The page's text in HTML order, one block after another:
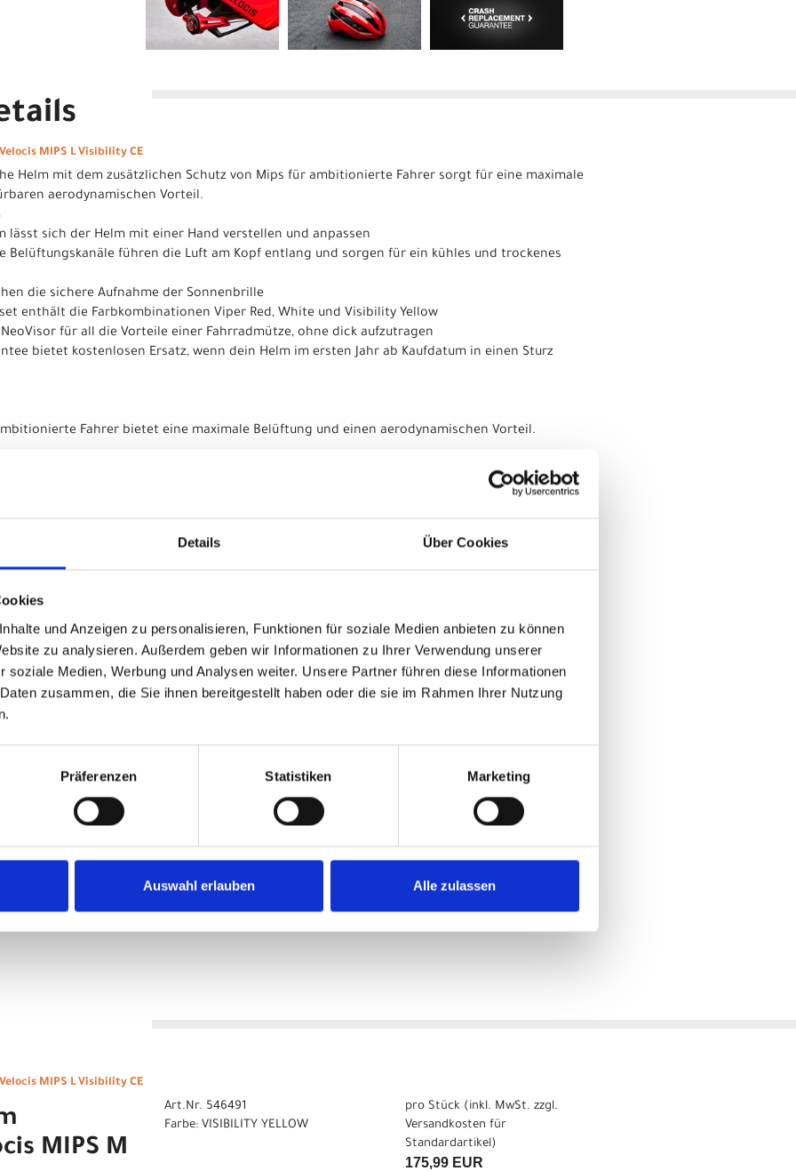
Details Über Cookies
und Anzeigen zu personalisieren, Funktionen für soziale Medien anbieten zu können
zu analysieren. Außerdem geben wir Informationen zu Ihrer Verwendung unserer
soziale Medien, Werbung und Analysen weiter. Unsere Partner führen diese Informationen
zusammen, die Sie ihnen bereitgestellt haben oder die sie im Rahmen Ihrer Nutzung
Präferenzen Statistiken Marketing
Auswahl erlauben Alle zulassen
MIPS L Visibility CE
Helm mit dem zusätzlichen Schutz von Mips für ambitionierte Fahrer sorgt für eine maximale
aerodynamischen Vorteil.
lässt sich der Helm mit einer Hand verstellen und anpassen
Belüftungskanäle führen die Luft am Kopf entlang und sorgen für ein kühles und trockenes
die sichere Aufnahme der Sonnenbrille
enthält die Farbkombinationen Viper Red, White und Visibility Yellow
für all die Vorteile einer Fahrradmütze, ohne dick aufzutragen
bietet kostenlosen Ersatz, wenn dein Helm im ersten Jahr ab Kaufdatum in einen Sturz
Fahrer bietet eine maximale Belüftung und einen aerodynamischen Vorteil.
System
entwickelt wurde, unterstützt den körpereigenen Schutzmechanismus des Gehirns
bekommen ein Upgrade: Mit dem neuen BOA-Helmverschlusssystem können Fahrer den
mit einem im Windkanal entwickelten aerodynamischen Design entsteht ein leichter
konventionellen Aero-Helme und viel besser belüftet ist.
schnell wieder auf dein Bike schwingen kannst, bieten wir dir einen kostenlosen Ersatz deines
Jahres nach dem Kauf in einen Sturz verwickelt ist. Kontaktiere dafür einfach Bontrager
Polster
MIPS L Visibility CE
MIPS M
Art.Nr. 546491
Farbe: VISIBILITY YELLOW
pro Stück (inkl. MwSt. zzgl.
Versandkosten für
Standardartikel)
175,99 EUR